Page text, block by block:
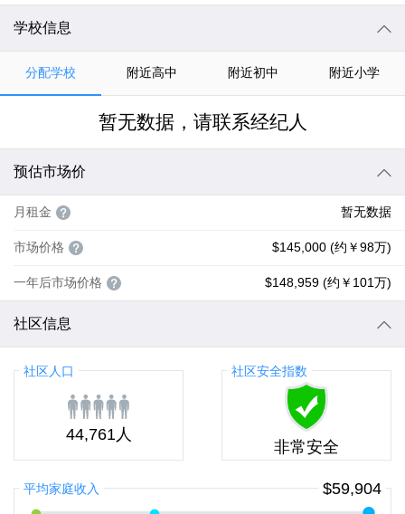
学校信息
分配学校 附近高中 附近初中 附近小学
暂无数据，请联系经纪人
预估市场价
月租金 暂无数据
市场价格 $145,000 (约￥98万)
一年后市场价格 $148,959 (约￥101万)
社区信息
社区人口
44,761人
社区安全指数
非常安全
平均家庭收入 $59,904